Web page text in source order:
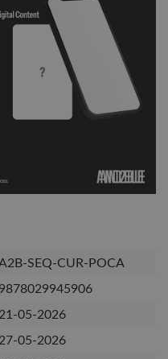
SEQ-CUR-POCA
9878029945906
21-05-2026
27-05-2026